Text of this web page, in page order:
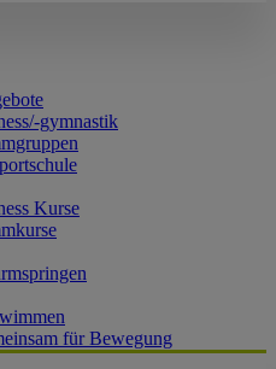
gymnastik
Kurse
für Bewegung